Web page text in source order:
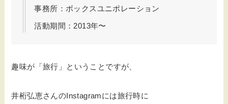
事務所：ボックスユニポレーション
活動期間：2013年〜
趣味が「旅行」ということですが、
井桁弘恵さんのInstagramには旅行時に